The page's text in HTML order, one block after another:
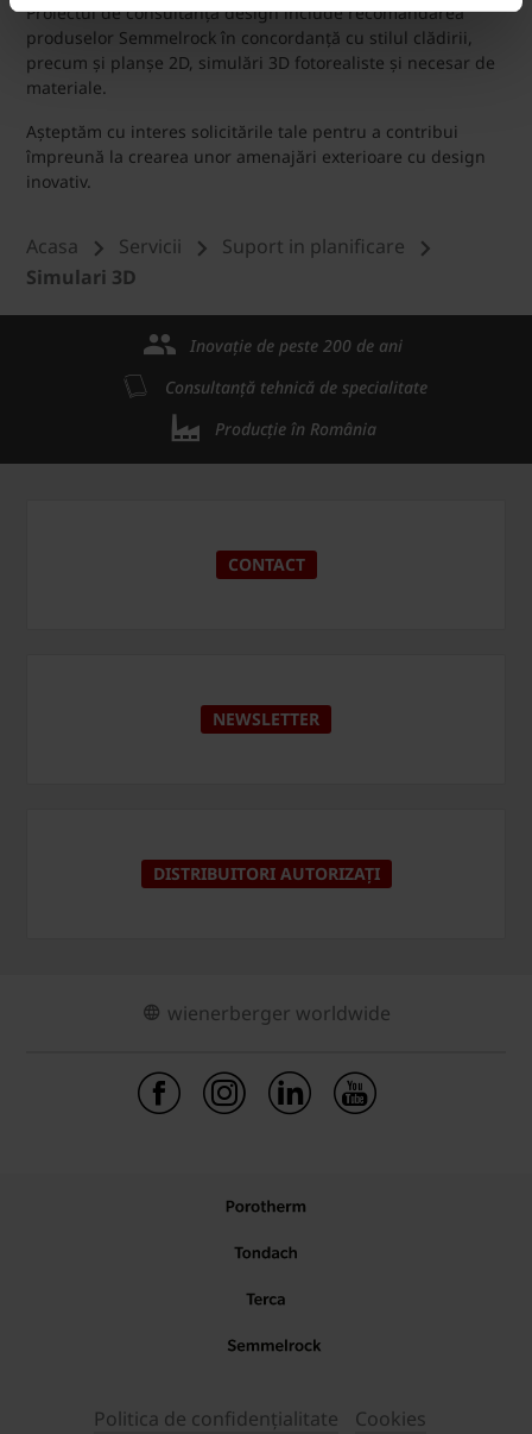
Proiectul de consultanță design include recomandarea
produselor Semmelrock în concordanță cu stilul clădirii,
precum și planșe 2D, simulări 3D fotorealiste și necesar de
materiale.
Așteptăm cu interes solicitările tale pentru a contribui
împreună la crearea unor amenajări exterioare cu design
inovativ.
Acasa Servicii
Suport in planificare
Simulari 3D
Inovație de peste 200 de ani
Consultanță tehnică de specialitate
Producție în România
CONTACT
NEWSLETTER
DISTRIBUITORI AUTORIZAȚI
wienerberger worldwide
Politica de confidențialitate Cookies